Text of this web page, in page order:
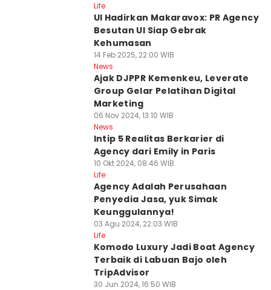
Life
UI Hadirkan Makaravox: PR Agency
Besutan UI Siap Gebrak
Kehumasan
14 Feb 2025, 22:00 WIB
News
Ajak DJPPR Kemenkeu, Leverate
Group Gelar Pelatihan Digital
Marketing
06 Nov 2024, 13:10 WIB
News
Intip 5 Realitas Berkarier di
Agency dari Emily in Paris
10 Okt 2024, 08:46 WIB
Life
Agency Adalah Perusahaan
Penyedia Jasa, yuk Simak
Keunggulannya!
03 Agu 2024, 22:03 WIB
Life
Komodo Luxury Jadi Boat Agency
Terbaik di Labuan Bajo oleh
TripAdvisor
30 Jun 2024, 16:50 WIB